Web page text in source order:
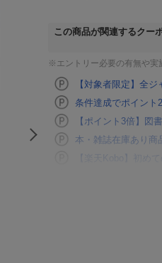
この商品が関連するクー
※エントリー必要の有無や実
【対象者限定】全
条件達成でポイント
【ポイント3倍】図
本・雑誌在庫あり商
【楽天Kobo】初め